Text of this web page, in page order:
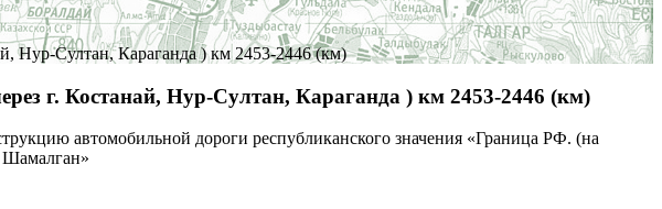
Нур-Султан, Караганда ) км 2453-2446 (км)
г. Костанай, Нур-Султан, Караганда ) км 2453-2446 (км)
автомобильной дороги республиканского значения «Граница РФ. (на
Шамалган»